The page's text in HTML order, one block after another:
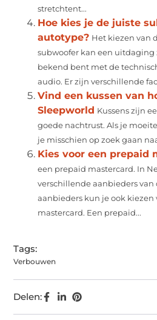
stretchtent...
Hoe kies je de juiste
autotype? Het kiezen van
subwoofer kan een uitdaging
bekend bent met de
audio. Er zijn verschillende
Vind een kussen van
Sleepworld Kussens zijn
goede nachtrust. Als je
je misschien op zoek gaan
Kies voor een prepaid
een prepaid mastercard. In
verschillende aanbieders van
aanbieders kun je ook kiezen
mastercard. Een prepaid...
Tags:
Verbouwen
Delen: